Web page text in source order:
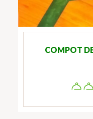
COMPOT